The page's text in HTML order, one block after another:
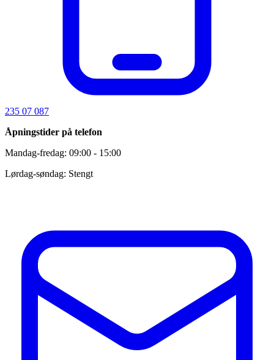
235 07 087
Åpningstider på telefon
Mandag-fredag: 09:00 - 15:00
Lørdag-søndag: Stengt